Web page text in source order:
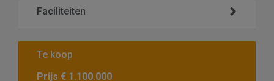
Faciliteiten
Te koop
Prijs € 1.100.000